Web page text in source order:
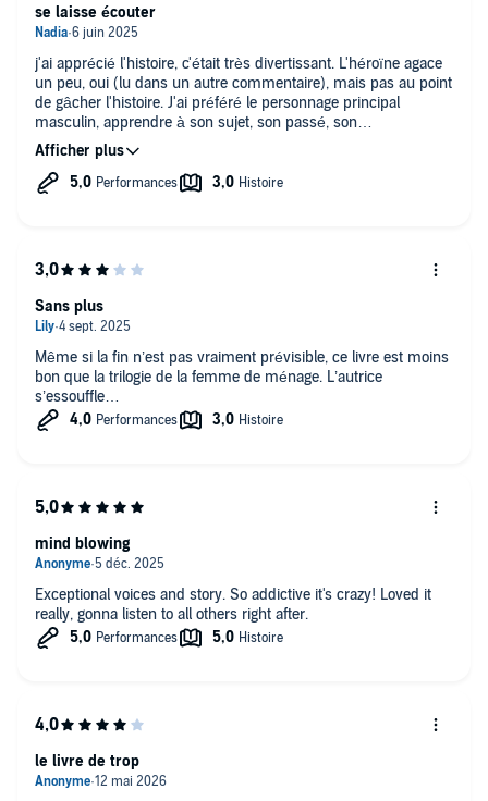
j'ai apprécié l'histoire, c'était très divertissant. L'héroïne agace
un peu, oui (lu dans un autre commentaire), mais pas au point
de gâcher l'histoire. J'ai préféré le personnage principal
masculin, apprendre à son sujet, son passé, son
comportement présent, était ce que je préférais dans le livre.
Les deux cadres spatio-temporels étaient super intéressants
(le premier livre de cette autrice que j'écoute). Une chute que
se laisse écouter
Même si la fin n’est pas vraiment prévisible, ce livre est moins
bon que la trilogie de la femme de ménage. L’autrice
s’essouffle…
Sans plus
Exceptional voices and story. So addictive it's crazy! Loved it
really, gonna listen to all others right after.
mind blowing
le livre de trop